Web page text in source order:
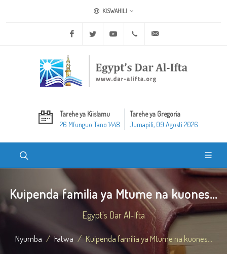
KISWAHILI
Facebook Twitter Youtube +20 2 25970400
Tarehe ya Kiislamu
26 Mfunguo Tano 1448
Tarehe ya Gregoria
Jumapili, 09 Agosti 2026
Kuipenda familia ya Mtume na kuones...
Egypt's Dar Al-Ifta
Nyumba Fatwa Kuipenda familia ya Mtume na kuones...